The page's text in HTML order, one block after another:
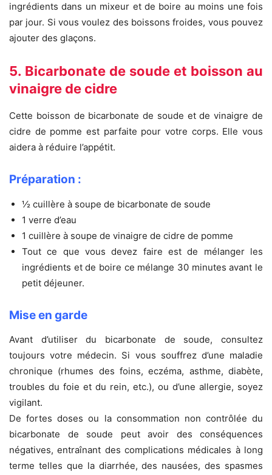
ingrédients dans un mixeur et de boire au moins une fois
par jour. Si vous voulez des boissons froides, vous pouvez
ajouter des glaçons.
5. Bicarbonate de soude et boisson au
vinaigre de cidre
Cette boisson de bicarbonate de soude et de vinaigre de
cidre de pomme est parfaite pour votre corps. Elle vous
aidera à réduire l’appétit.
Préparation :
½ cuillère à soupe de bicarbonate de soude
1 verre d’eau
1 cuillère à soupe de vinaigre de cidre de pomme
Tout ce que vous devez faire est de mélanger les
ingrédients et de boire ce mélange 30 minutes avant le
petit déjeuner.
Mise en garde
Avant d’utiliser du bicarbonate de soude, consultez
toujours votre médecin. Si vous souffrez d’une maladie
chronique (rhumes des foins, eczéma, asthme, diabète,
troubles du foie et du rein, etc.), ou d’une allergie, soyez
vigilant.
De fortes doses ou la consommation non contrôlée du
bicarbonate de soude peut avoir des conséquences
négatives, entraînant des complications médicales à long
terme telles que la diarrhée, des nausées, des spasmes